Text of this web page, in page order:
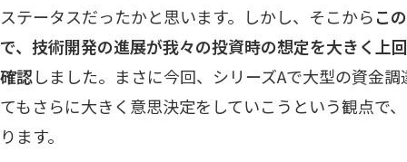
ステータスだったかと思います。しかし、そこからこ
で、技術開発の進展が我々の投資時の想定を大きく上
確認しました。まさに今回、シリーズAで大型の資金
てもさらに大きく意思決定をしていこうという観点で
ります。